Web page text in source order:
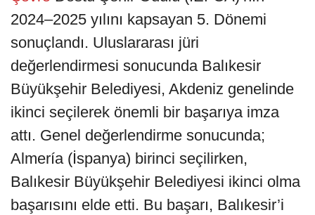
2024–2025 yılını kapsayan 5. Dönemi
sonuçlandı. Uluslararası jüri
değerlendirmesi sonucunda Balıkesir
Büyükşehir Belediyesi, Akdeniz genelinde
ikinci seçilerek önemli bir başarıya imza
attı. Genel değerlendirme sonucunda;
Almería (İspanya) birinci seçilirken,
Balıkesir Büyükşehir Belediyesi ikinci olma
başarısını elde etti. Bu başarı, Balıkesir’i